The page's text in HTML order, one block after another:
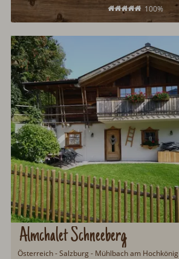
100%
Almchalet Schneeberg
Österreich - Salzburg - Mühlbach am Hochkönig